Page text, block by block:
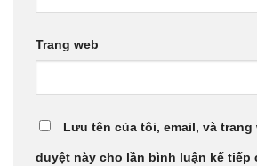
Trang web
Lưu tên của tôi, email, và
duyệt này cho lần bình luận kế tiếp